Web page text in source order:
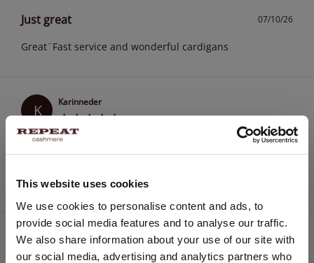
This website uses cookies
We use cookies to personalise content and ads, to
provide social media features and to analyse our traffic.
We also share information about your use of our site with
our social media, advertising and analytics partners who
07/10/26
Just great
Great¨Fast service and wonderful cardigans
K Karinneder
07/09/26
Always good!
Nice quality and good service
A A.a.eijpe
LAND WIJZIGEN
U bezoekt Repeat cashmere vanuit Nederland (€). Wilt u uw
land wijzigen?